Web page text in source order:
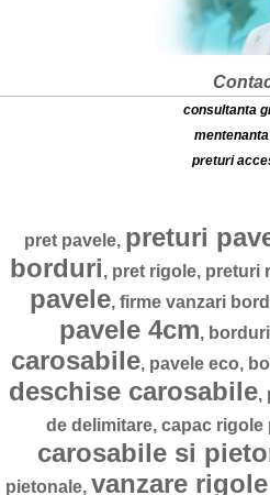
consultanta
mentenanta
preturi
pret pavele, preturi
borduri, pret rigole, preturi
pavele, firme vanzari
pavele 4cm,
carosabile, pavele eco,
deschise carosabile,
de delimitare, capac rigole
carosabile si
pietonale, vanzare